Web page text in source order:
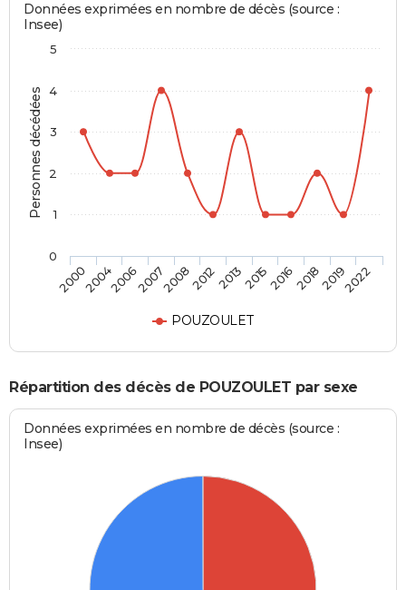
Personnes décédées
Données exprimées en nombre de décès (source :
Insee)
POUZOULET
200020042006200720082012201320152016201820192022
0
1
2
3
4
5
Répartition des décès de POUZOULET par sexe
Données exprimées en nombre de décès (source :
Insee)